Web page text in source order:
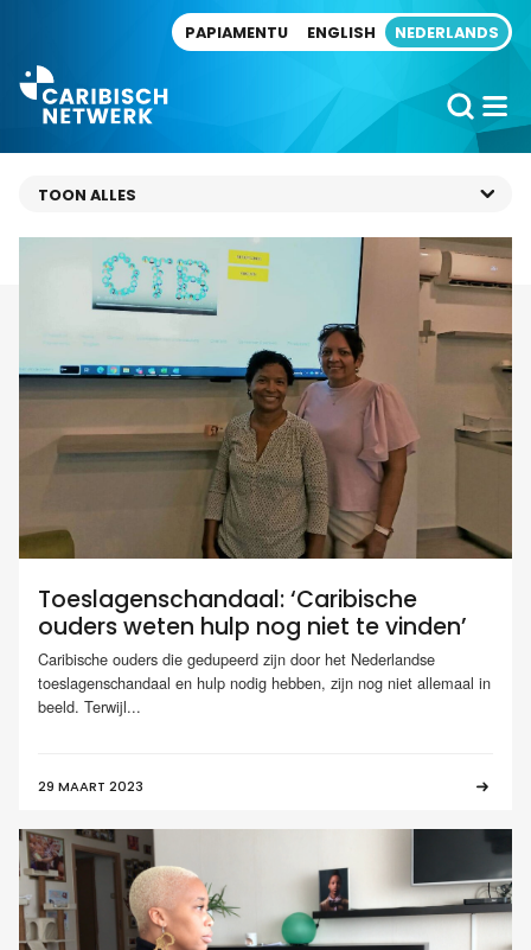
PAPIAMENTU ENGLISH NEDERLANDS
Toeslagenschandaal: ‘Caribische
ouders weten hulp nog niet te vinden’
Caribische ouders die gedupeerd zijn door het Nederlandse
toeslagenschandaal en hulp nodig hebben, zijn nog niet allemaal in
beeld. Terwijl...
29 MAART 2023